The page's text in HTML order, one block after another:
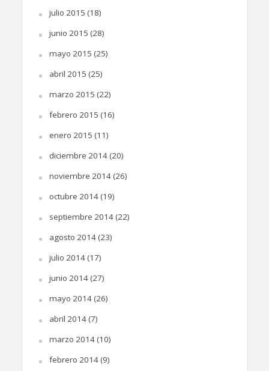
julio 2015 (18)
junio 2015 (28)
mayo 2015 (25)
abril 2015 (25)
marzo 2015 (22)
febrero 2015 (16)
enero 2015 (11)
diciembre 2014(20)
noviembre 2014(26)
octubre 2014(19)
septiembre 2014(22)
agosto 2014(23)
julio 2014(17)
junio 2014(27)
mayo 2014(26)
abril 2014(7)
marzo 2014(10)
febrero 2014(9)